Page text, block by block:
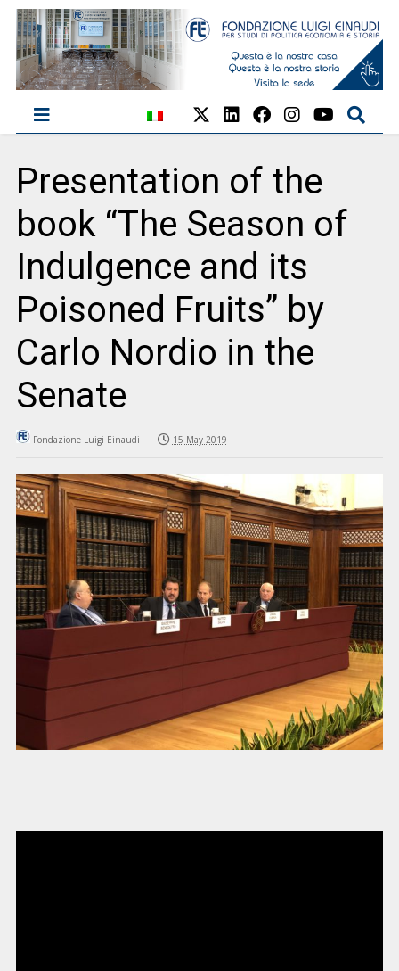
Presentation of the
book “The Season of
Indulgence and its
Poisoned Fruits” by
Carlo Nordio in the
Senate
Fondazione Luigi Einaudi 15 May 2019